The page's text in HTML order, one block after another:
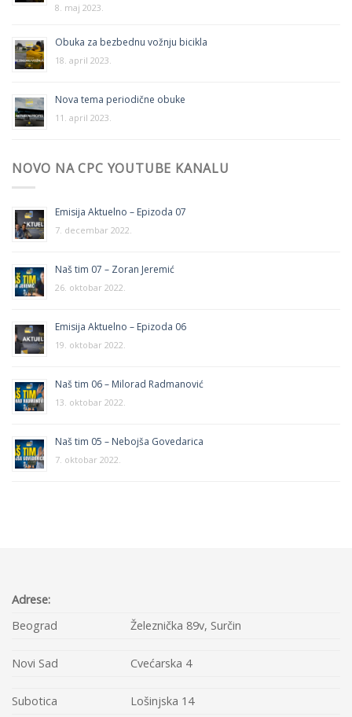
8. maj 2023.
Obuka za bezbednu vožnju bicikla
18. april 2023.
Nova tema periodične obuke
11. april 2023.
NOVO NA CPC YOUTUBE KANALU
Emisija Aktuelno – Epizoda 07
7. decembar 2022.
Naš tim 07 – Zoran Jeremić
26. oktobar 2022.
Emisija Aktuelno – Epizoda 06
19. oktobar 2022.
Naš tim 06 – Milorad Radmanović
13. oktobar 2022.
Naš tim 05 – Nebojša Govedarica
7. oktobar 2022.
Adrese:
Beograd
Železnička 89v, Surčin
Novi Sad Cvećarska 4
Subotica Lošinjska 14